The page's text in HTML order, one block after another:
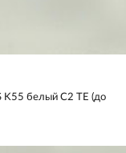
K55 белый С2 TЕ (до